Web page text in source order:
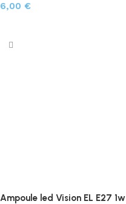
6,00 €
Ampoule led Vision EL E27 1w